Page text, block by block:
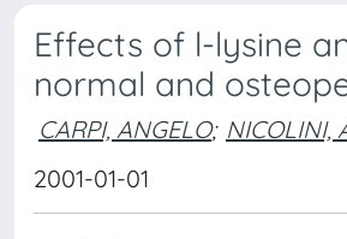
Effects of l-lysine
normal and
CARPI, ANGELO; NICOLINI,
2001-01-01